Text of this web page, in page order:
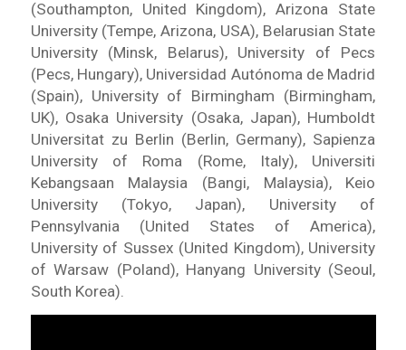
(Southampton, United Kingdom),Arizona State
University (Tempe, Arizona, USA), Belarusian State
University (Minsk, Belarus), University of Pecs
(Pecs, Hungary), Universidad Autónoma de Madrid
(Spain), University of Birmingham (Birmingham,
UK), Osaka University (Osaka, Japan), Humboldt
Universitat zu Berlin (Berlin, Germany), Sapienza
University of Roma (Rome, Italy), Universiti
Kebangsaan Malaysia (Bangi, Malaysia), Keio
University (Tokyo, Japan), University of
Pennsylvania (United States of America),
University of Sussex (United Kingdom), University
of Warsaw (Poland), Hanyang University (Seoul,
South Korea).